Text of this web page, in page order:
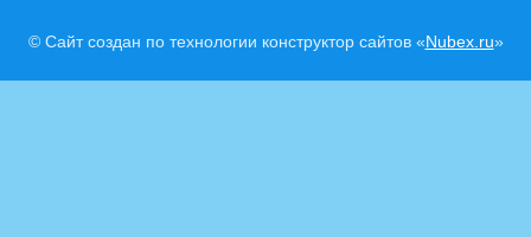
© Сайт создан по технологии конструктор сайтов «Nubex.ru»